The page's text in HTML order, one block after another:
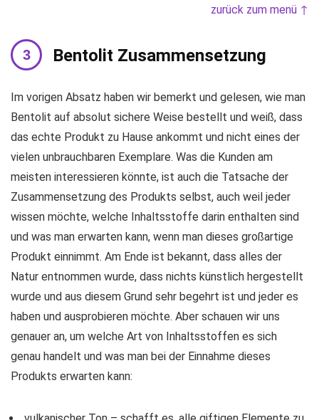
zurück zum menü ↑
Bentolit Zusammensetzung
Im vorigen Absatz haben wir bemerkt und gelesen, wie man
Bentolit auf absolut sichere Weise bestellt und weiß, dass
das echte Produkt zu Hause ankommt und nicht eines der
vielen unbrauchbaren Exemplare. Was die Kunden am
meisten interessieren könnte, ist auch die Tatsache der
Zusammensetzung des Produkts selbst, auch weil jeder
wissen möchte, welche Inhaltsstoffe darin enthalten sind
und was man erwarten kann, wenn man dieses großartige
Produkt einnimmt. Am Ende ist bekannt, dass alles der
Natur entnommen wurde, dass nichts künstlich hergestellt
wurde und aus diesem Grund sehr begehrt ist und jeder es
haben und ausprobieren möchte. Aber schauen wir uns
genauer an, um welche Art von Inhaltsstoffen es sich
genau handelt und was man bei der Einnahme dieses
Produkts erwarten kann: